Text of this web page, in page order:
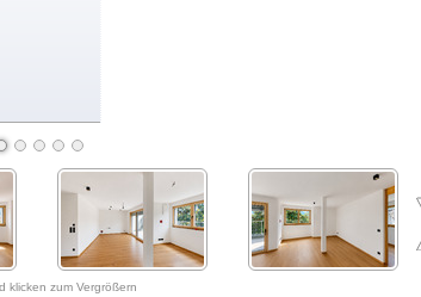
klicken zum Vergrößern